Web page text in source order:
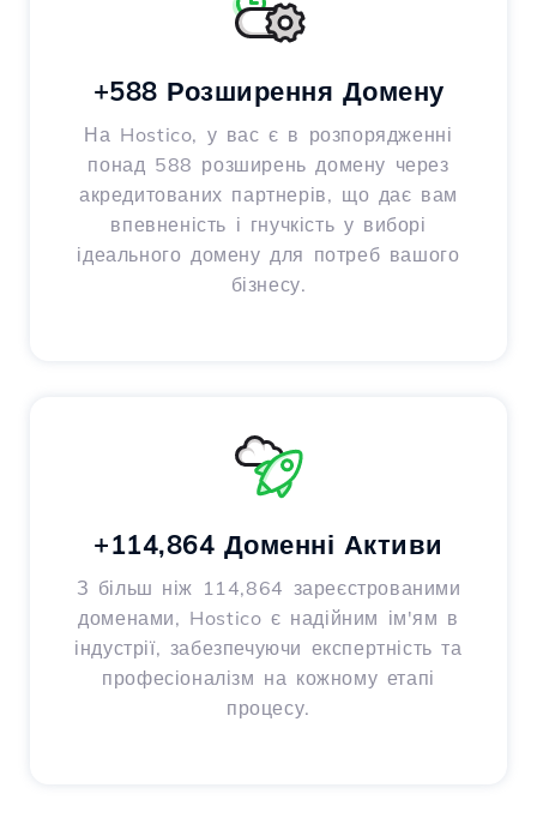
+588 Розширення Домену
На Hostico, у вас є в розпорядженні
понад 588 розширень домену через
акредитованих партнерів, що дає вам
впевненість і гнучкість у виборі
ідеального домену для потреб вашого
бізнесу.
+114,864 Доменні Активи
З більш ніж 114,864 зареєстрованими
доменами, Hostico є надійним ім'ям в
індустрії, забезпечуючи експертність та
професіоналізм на кожному етапі
процесу.